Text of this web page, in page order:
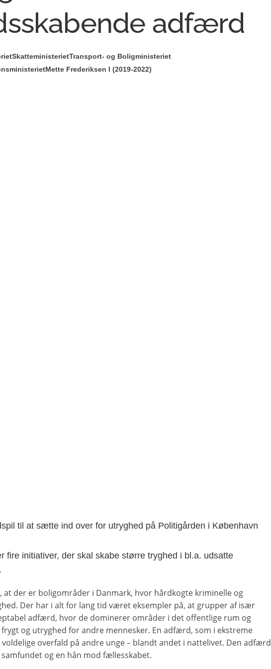
adfærd
SkatteministerietTransport- og Boligministeriet
Mette Frederiksen I (2019-2022)
til at sætte ind over for utryghed på Politigården i København
fire initiativer, der skal skabe større tryghed i bl.a. udsatte
at der er boligområder i Danmark, hvor hårdkogte kriminelle og
Der har i alt for lang tid været eksempler på, at grupper af især
adfærd, hvor de dominerer områder i det offentlige rum og
og utryghed for andre mennesker. En adfærd, som i ekstreme
overfald på andre unge – blandt andet i nattelivet. Den adfærd
og en hån mod fællesskabet.